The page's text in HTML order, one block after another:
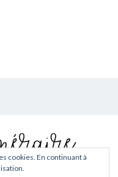
cookies. En continuant à